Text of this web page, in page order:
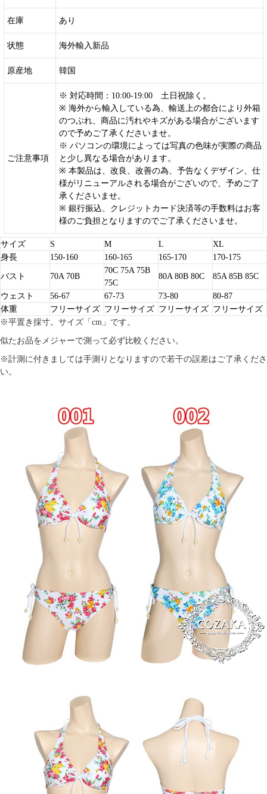
在庫 あり
状態 海外輸入新品
原産地 韓国
ご注意事項
※ 対応時間：10:00-19:00 土日祝除く。
※ 海外から輸入している為、輸送上の都合により外箱
のつぶれ、商品に汚れやキズがある場合がございます
ので予めご了承くださいませ。
※ パソコンの環境によっては写真の色味が実際の商品
と少し異なる場合があります。
※ 本製品は、改良、改善の為、予告なくデザイン、仕
様がリニューアルされる場合がございので、予めご了
承くださいませ。
※ 銀行振込、クレジットカード決済等の手数料はお客
様のご負担となりますのでご了承くださいませ。
サイズ S M L
XL
身長
150-160 160-165 165-170 170-175
バスト 70A 70B
70C 75A 75B
75C
80A 80B 80C 85A 85B 85C
ウェスト 56-67 67-73 73-80
80-87
体重
フリーサイズ フリーサイズ フリーサイズ フリーサイズ
※平置き採寸。サイズ「cm」です。
似たお品をメジャーで測って必ず比較ください。
※計測に付きましては手測りとなりますので若干の誤差はご了承くださ
い。